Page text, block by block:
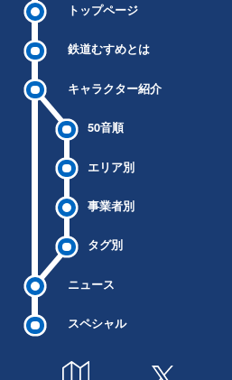
トップページ
鉄道むすめとは
キャラクター紹介
50音順
エリア別
事業者別
タグ別
ニュース
スペシャル